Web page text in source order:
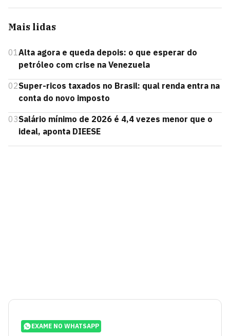
Mais lidas
01Alta agora e queda depois: o que esperar do
petróleo com crise na Venezuela
02Super-ricos taxados no Brasil: qual renda entra na
conta do novo imposto
03Salário mínimo de 2026 é 4,4 vezes menor que o
ideal, aponta DIEESE
EXAME NO WHATSAPP